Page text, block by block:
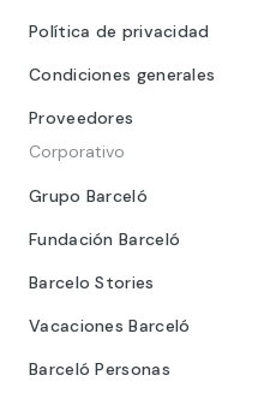
Política de privacidad
Condiciones generales
Proveedores
Corporativo
Grupo Barceló
Fundación Barceló
Barcelo Stories
Vacaciones Barceló
Barceló Personas